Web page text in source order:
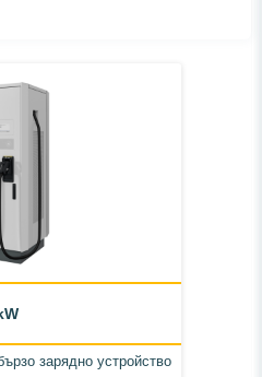
зарядно устройство